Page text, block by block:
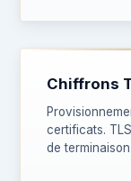
Chiffrons
certificats.
de terminaison.